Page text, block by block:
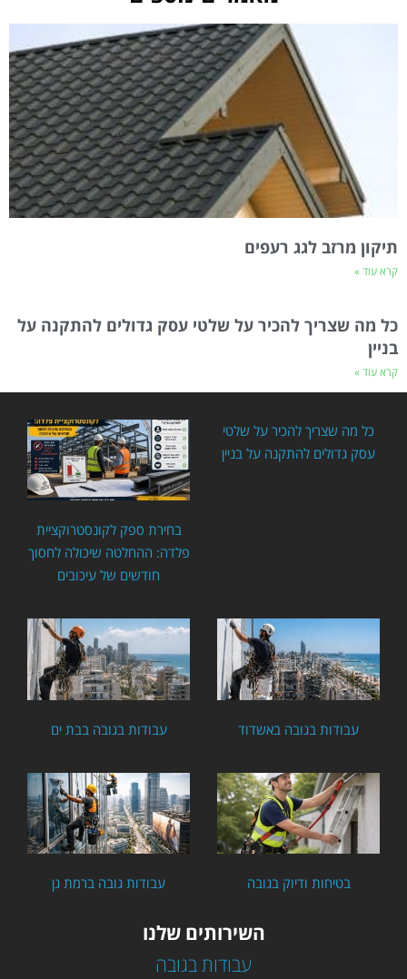
תיקון מרזב לגג רעפים
קרא עוד »
כל מה שצריך להכיר על שלטי עסק גדולים להתקנה על
בניין
קרא עוד »
כל מה שצריך להכיר על שלטי
עסק גדולים להתקנה על בניין
בחירת ספק לקונסטרוקציית
פלדה: ההחלטה שיכולה לחסוך
חודשים של עיכובים
עבודות בגובה באשדוד עבודות בגובה בבת ים
בטיחות ודיוק בגובה עבודות גובה ברמת גן
השירותים שלנו
עבודות בגובה